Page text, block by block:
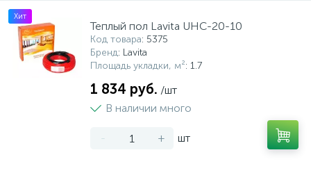
Хит
Теплый пол Lavita UHC-20-10
Код товара: 5375
Бренд: Lavita
Площадь укладки, м²: 1.7
1 834 руб. /шт
В наличии много
- + шт